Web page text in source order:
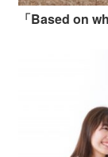
「Based on